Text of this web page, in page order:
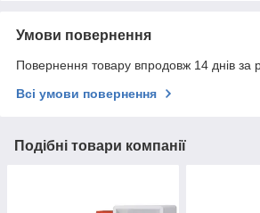
Умови повернення
Повернення товару впродовж 14 днів за
Всі умови повернення
Подібні товари компанії